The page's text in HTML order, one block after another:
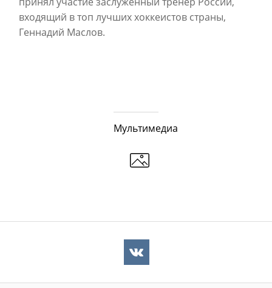
входящий в топ лучших хоккеистов страны,
Геннадий Маслов.
Мультимедиа